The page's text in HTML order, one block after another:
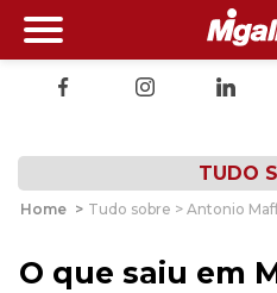
TUDO
Home > Tudo sobre > Antonio
O que saiu em